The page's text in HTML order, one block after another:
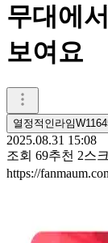
무대에
보여요
열정적인라임
2025.08.31 15:08
조회 69추천 2스
https://